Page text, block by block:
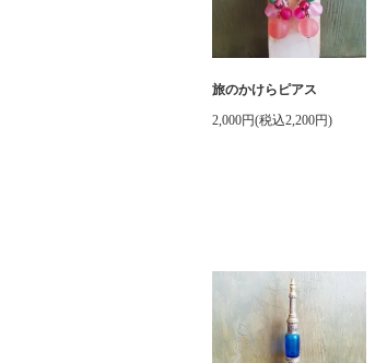
旅のかけらピアス
2,000円(税込2,200円)